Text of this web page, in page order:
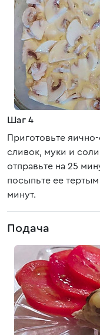
Шаг 4
Приготовьте
сливок, муки и
отправьте на 25
посыпьте ее
минут.
Подача